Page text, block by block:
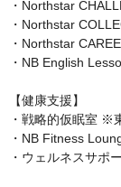
・Northstar
・Northstar
・Northstar
・NB English
【健康支援】
・戦略的仮眠室 ※
・NB Fitness
・ウェルネスサポ